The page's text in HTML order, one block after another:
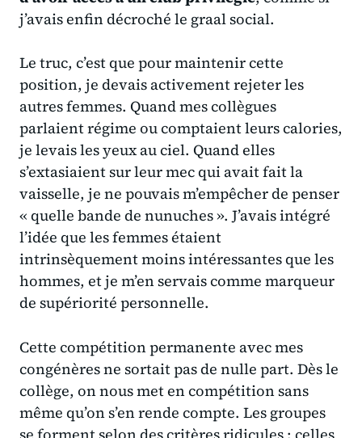
j’avais enfin décroché le graal social.
Le truc, c’est que pour maintenir cette
position, je devais activement rejeter les
autres femmes. Quand mes collègues
parlaient régime ou comptaient leurs calories,
je levais les yeux au ciel. Quand elles
s’extasiaient sur leur mec qui avait fait la
vaisselle, je ne pouvais m’empêcher de penser
« quelle bande de nunuches ». J’avais intégré
l’idée que les femmes étaient
intrinsèquement moins intéressantes que les
hommes, et je m’en servais comme marqueur
de supériorité personnelle.
Cette compétition permanente avec mes
congénères ne sortait pas de nulle part. Dès le
collège, on nous met en compétition sans
même qu’on s’en rende compte. Les groupes